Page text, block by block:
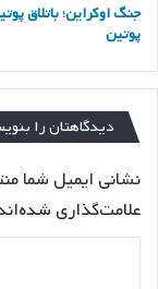
جنگ اوکراین؛ باتلاق
پوتین
دیدگاهتان را
نشانی ایمیل شما
علامت‌گذاری